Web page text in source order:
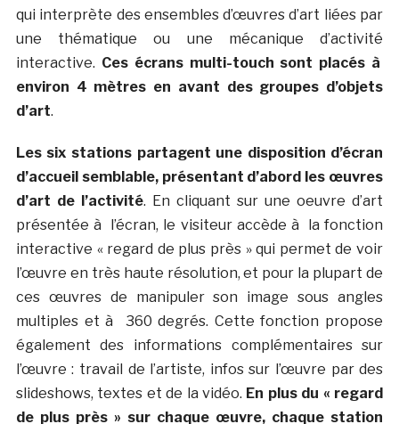
qui interprète des ensembles d’œuvres d’art liées par
une thématique ou une mécanique d’activité
interactive. Ces écrans multi-touch sont placés à
environ 4 mètres en avant des groupes d’objets
d’art.
Les six stations partagent une disposition d’écran
d’accueil semblable, présentant d’abord les œuvres
d’art de l’activité. En cliquant sur une oeuvre d’art
présentée à l’écran, le visiteur accède à la fonction
interactive « regard de plus près » qui permet de voir
l’œuvre en très haute résolution, et pour la plupart de
ces œuvres de manipuler son image sous angles
multiples et à 360 degrés. Cette fonction propose
également des informations complémentaires sur
l’œuvre : travail de l’artiste, infos sur l’œuvre par des
slideshows, textes et de la vidéo. En plus du « regard
de plus près » sur chaque œuvre, chaque station